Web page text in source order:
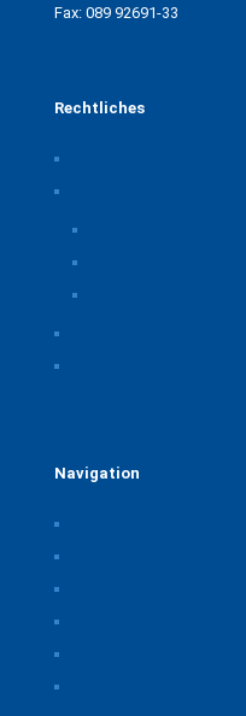
Fax: 089 92691-33
Rechtliches
Navigation